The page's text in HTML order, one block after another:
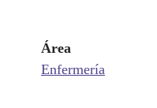
Área
Enfermería